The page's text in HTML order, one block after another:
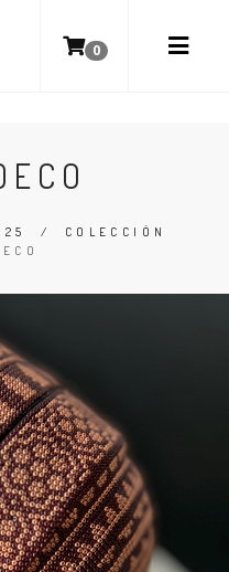
0
/ COLECCIÓN